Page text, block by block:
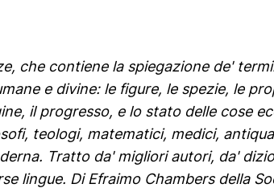
che contiene la spiegazione de'
e divine: le figure, le spezie, le
il progresso, e lo stato delle cose
teologi, matematici, medici,
Tratto da' migliori autori, da'
lingue. Di Efraimo Chambers della